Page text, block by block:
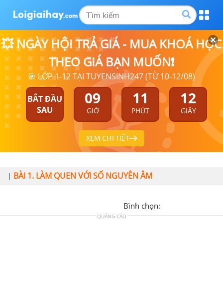
💥 NGÀY HỘI TRẢ GIÁ - MUA KHOÁ HỌC
THEO GIÁ BẠN MUỐN❗
🎯 LỚP 1-12 TẠI TUYENSINH247 (TỪ 10-12/08)
BẮT ĐẦU
SAU
09
GIỜ
11
PHÚT
12
GIÂY
XEM CHI TIẾT
| BÀI 1. LÀM QUEN VỚI SỐ NGUYÊN ÂM
Bình chọn:
QUẢNG CÁO